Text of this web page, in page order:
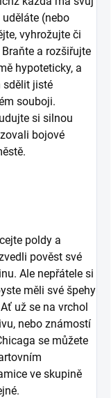
(nebo
vyhrožujte či
a rozšiřujte
hypoteticky, a
sdělit jisté
souboji.
si silnou
bojové
poldy a
pověst své
Ale nepřátele si
měli své špehy
už se na vrchol
nebo známostí
se můžete
ve skupině